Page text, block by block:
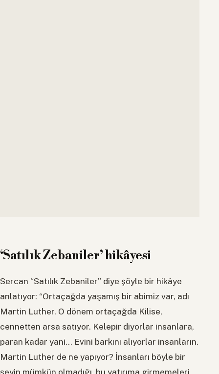
‘Satılık Zebaniler’ hikâyesi
Sercan “Satılık Zebaniler” diye şöyle bir hikâye
anlatıyor: “Ortaçağda yaşamış bir abimiz var, adı
Martin Luther. O dönem ortaçağda Kilise,
cennetten arsa satıyor. Kelepir diyorlar insanlara,
paran kadar yani… Evini barkını alıyorlar insanların.
Martin Luther de ne yapıyor? İnsanları böyle bir